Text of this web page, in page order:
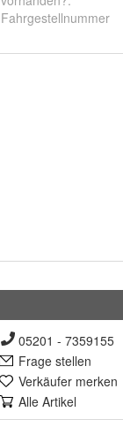
Fahrgestellnummer
05201 - 7359155
Frage stellen
Verkäufer merken
Alle Artikel